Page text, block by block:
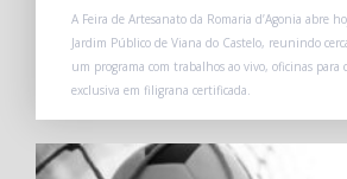
A Feira de Artesanato da Romaria d’Agonia abre
Jardim Público de Viana do Castelo, reunindo
um programa com trabalhos ao vivo, oficinas para
exclusiva em filigrana certificada.